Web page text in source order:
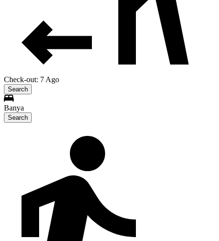
Check-out: 7 Ago
Search
Banya
Search